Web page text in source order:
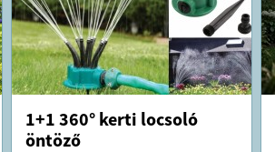
1+1 360° kerti locsoló
öntöző